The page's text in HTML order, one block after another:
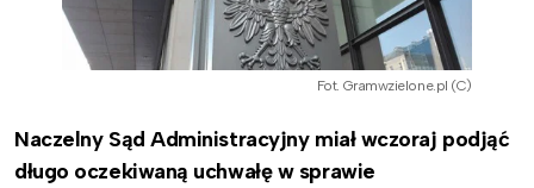
Fot. Gramwzielone.pl (C)
Naczelny Sąd Administracyjny miał wczoraj podjąć
długo oczekiwaną uchwałę w sprawie